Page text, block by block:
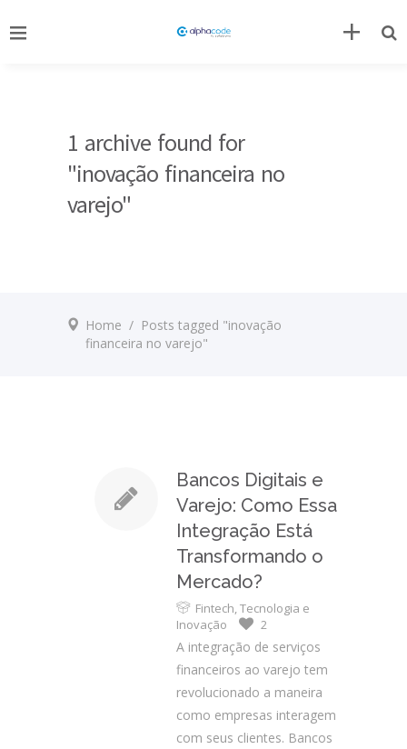
1 archive found for
"inovação financeira no
varejo"
Home / Posts tagged "inovação
financeira no varejo"
Bancos Digitais e
Varejo: Como Essa
Integração Está
Transformando o
Mercado?
Fintech,Tecnologia e
Inovação
2
A integração de serviços
financeiros ao varejo tem
revolucionado a maneira
como empresas interagem
com seus clientes. Bancos